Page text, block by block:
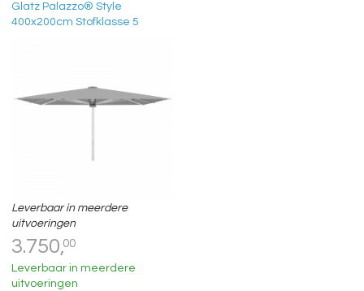
Glatz Palazzo® Style
400x200cm Stofklasse 5
Leverbaar in meerdere
uitvoeringen
3.750,00
Leverbaar in meerdere
uitvoeringen